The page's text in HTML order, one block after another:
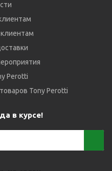
Perotti
Tony Perotti
в курсе!